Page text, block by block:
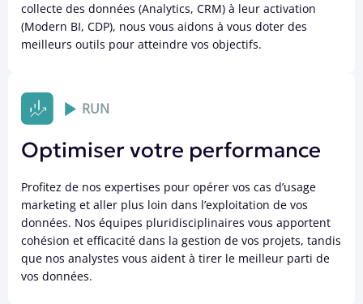
collecte des données (Analytics, CRM) à leur activation
(Modern BI, CDP), nous vous aidons à vous doter des
meilleurs outils pour atteindre vos objectifs.
RUN
Optimiser votre performance
Profitez de nos expertises pour opérer vos cas d’usage
marketing et aller plus loin dans l’exploitation de vos
données. Nos équipes pluridisciplinaires vous apportent
cohésion et efficacité dans la gestion de vos projets, tandis
que nos analystes vous aident à tirer le meilleur parti de
vos données.